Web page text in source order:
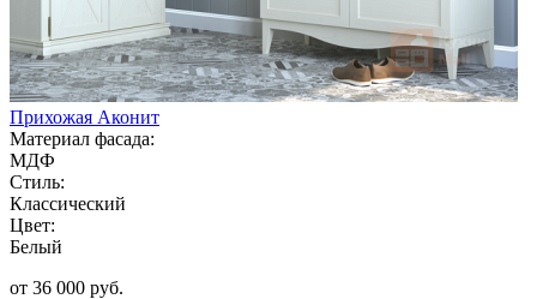
Прихожая Аконит
Материал фасада:
МДФ
Стиль:
Классический
Цвет:
Белый
от 36 000 руб.